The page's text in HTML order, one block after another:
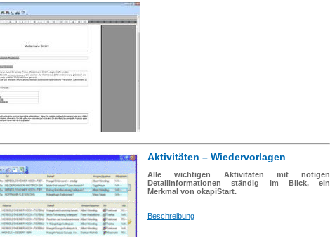
Aktivitäten – Wiedervorlagen
Alle wichtigen Aktivitäten mit nötigen
Detailinformationen ständig im Blick, ein
Merkmal von okapiStart.
Beschreibung